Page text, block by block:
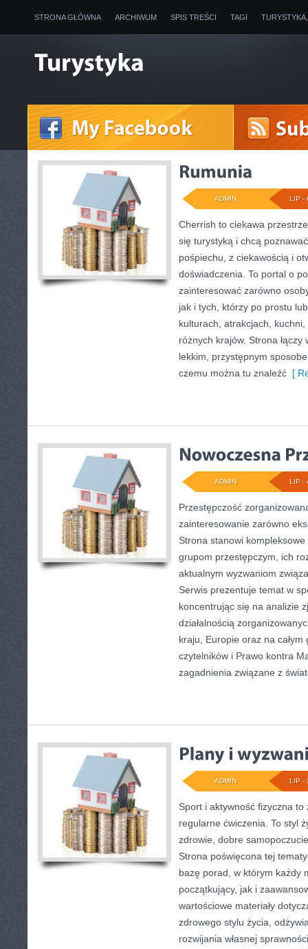
STRONA GŁÓWNA ARCHIWUM SPIS TREŚCI TAGI
LIP -
ADMIN
Cherrish to ciekawa
się turystyką i chcą
pośpiechu, z ciekawością i
doświadczenia. To portal o
zainteresować zarówno
jak i tych, którzy po prostu
kulturach, atrakcjach,
różnych krajów. Strona
lekkim, przystępnym
czemu można tu znaleźć [
LIP -
ADMIN
Przestępczość
zainteresowanie zarówno
Strona stanowi
grupom przestępczym, ich
aktualnym wyzwaniom
Serwis prezentuje temat w
koncentrując się na analizie
działalnością
kraju, Europie oraz na
czytelników i Prawo kontra
zagadnienia związane z
LIP -
ADMIN
Sport i aktywność fizyczna
regularne ćwiczenia. To styl
zdrowie, dobre
Strona poświęcona tej
bazę porad, w którym każdy
początkujący, jak i
wartościowe materiały
zdrowego stylu życia,
rozwijania własnej